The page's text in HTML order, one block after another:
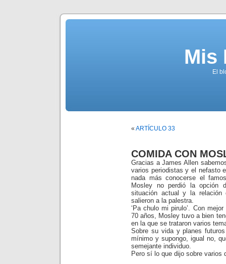
Mis
El
« ARTÍCULO 33
COMIDA CON
Gracias a James Allen
varios periodistas y el nefasto
nada más conocerse el
Mosley no perdió la opción
situación actual y la
salieron a la palestra.
‘Pa chulo mi pirulo’. Con
70 años, Mosley tuvo a bien
en la que se trataron varios
Sobre su vida y planes
mínimo y supongo, igual no,
semejante individuo.
Pero sí lo que dijo sobre varios